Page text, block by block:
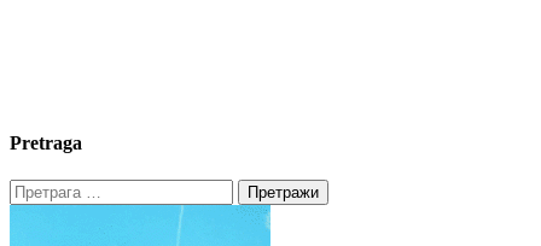
Pretraga
Претрага
за: